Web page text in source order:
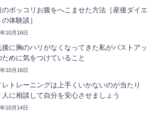
のポッコリお腹をへこませた方法［産後ダイエ
の体験談］
10月16日
後に胸のハリがなくなってきた私がバストアッ
ために気をつけていること
10月16日
レトレーニングは上手くいかないのが当たり
人に相談して自分を安心させましょう
10月14日